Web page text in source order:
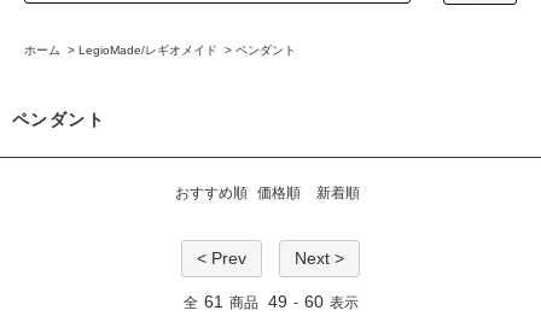
ホーム > LegioMade/レギオメイド > ペンダント
ペンダント
おすすめ順 価格順 新着順
< Prev Next >
全 61 商品 49 - 60 表示